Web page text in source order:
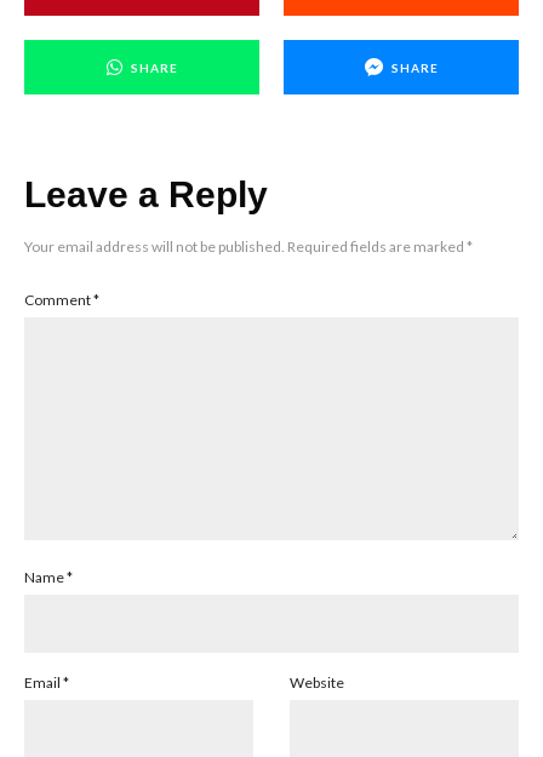
SHARE SHARE
Leave a Reply
Your email address will not be published. Required fields are marked *
Comment*
Name*
Email * Website